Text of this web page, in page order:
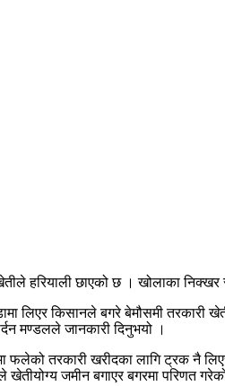
हरियाली छाएको छ । खोलाका
लिएर किसानले बगरे बेमौसमी
मण्डलले जानकारी दिनुभयो ।
फलेको तरकारी खरीदका लागि ट्रक नै
खेतीयोग्य जमीन बगाएर बगरमा परिणत